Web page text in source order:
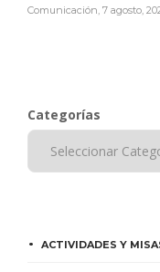
Comunicación, 7 agosto,
Categorías
ACTIVIDADES Y